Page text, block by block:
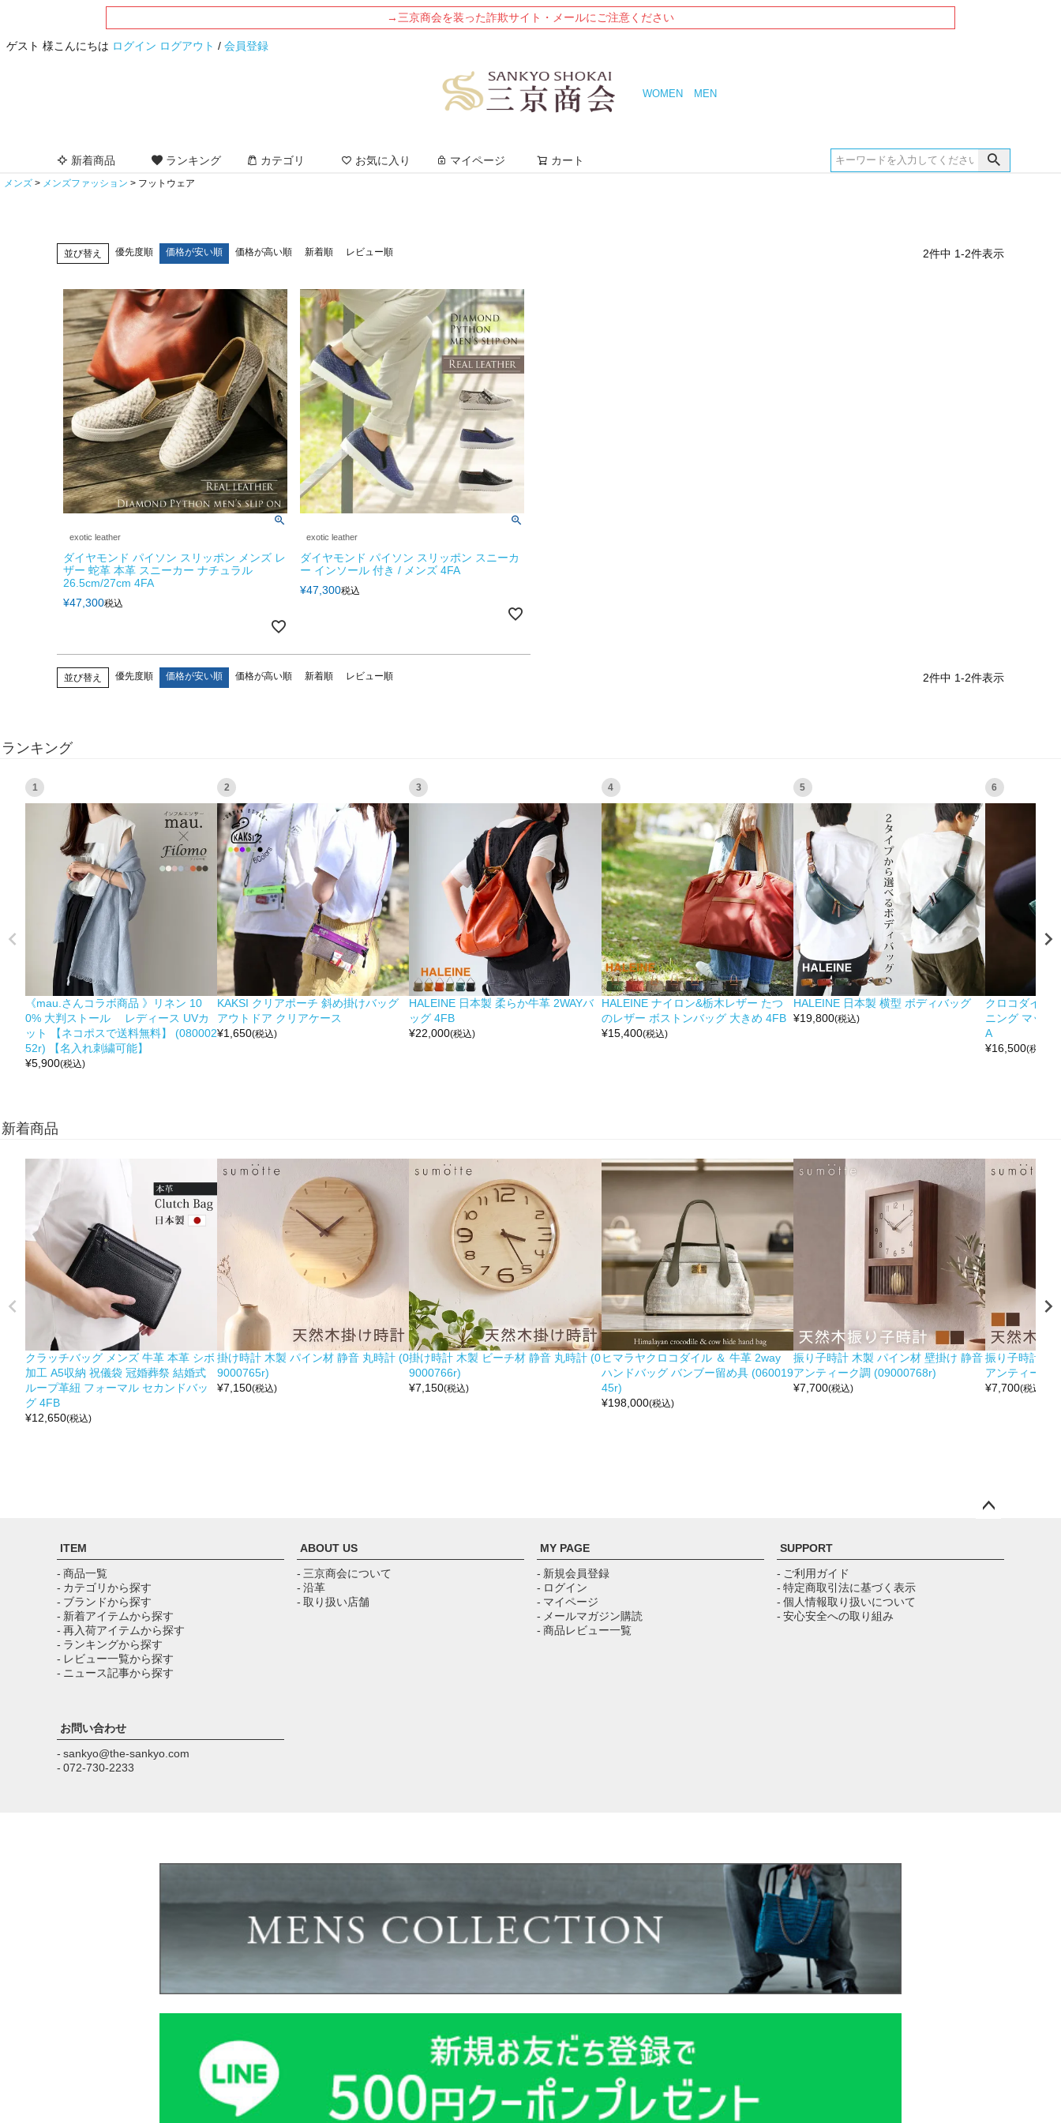
→三京商会を装った詐欺サイト・メールにご注意ください
ゲスト 様こんにちは ログイン ログアウト / 会員登録
WOMEN MEN
新着商品 ランキング カテゴリ お気に入り マイページ カート
メンズ メンズファッション フットウェア
並び替え 優先度順 価格が安い順 価格が高い順 新着順 レビュー順 2件中 1-2件表示
exotic leather
ダイヤモンド パイソン スリッポン メンズ レ
ザー 蛇革 本革 スニーカー ナチュラル
26.5cm/27cm 4FA
¥47,300税込
exotic leather
ダイヤモンド パイソン スリッポン スニーカ
ー インソール 付き / メンズ 4FA
¥47,300税込
並び替え 優先度順 価格が安い順 価格が高い順 新着順 レビュー順 2件中 1-2件表示
ランキング
1
《mau.さんコラボ商品 》リネン 10
0% 大判ストール レディース UVカ
ット 【ネコポスで送料無料】 (080002
52r) 【名入れ刺繍可能】
¥5,900(税込)
2
KAKSI クリアポーチ 斜め掛けバッグ
アウトドア クリアケース
¥1,650(税込)
3
HALEINE 日本製 柔らか牛革 2WAYバ
ッグ 4FB
¥22,000(税込)
4
HALEINE ナイロン&栃木レザー たつ
のレザー ボストンバッグ 大きめ 4FB
¥15,400(税込)
5
HALEINE 日本製 横型 ボディバッグ
¥19,800(税込)
6
クロコダイル
ニング マット
A
¥16,500(税込)
新着商品
クラッチバッグ メンズ 牛革 本革 シボ
加工 A5収納 祝儀袋 冠婚葬祭 結婚式
ループ革紐 フォーマル セカンドバッ
グ 4FB
¥12,650(税込)
掛け時計 木製 パイン材 静音 丸時計 (0
9000765r)
¥7,150(税込)
掛け時計 木製 ビーチ材 静音 丸時計 (0
9000766r)
¥7,150(税込)
ヒマラヤクロコダイル ＆ 牛革 2way
ハンドバッグ バンブー留め具 (060019
45r)
¥198,000(税込)
振り子時計 木製 パイン材 壁掛け 静音
アンティーク調 (09000768r)
¥7,700(税込)
振り子時計 木
アンティーク
¥7,700(税込)
ップ
ITEM
- 商品一覧
- カテゴリから探す
- ブランドから探す
- 新着アイテムから探す
- 再入荷アイテムから探す
- ランキングから探す
- レビュー一覧から探す
- ニュース記事から探す
ABOUT US
- 三京商会について
- 沿革
- 取り扱い店舗
MY PAGE
- 新規会員登録
- ログイン
- マイページ
- メールマガジン購読
- 商品レビュー一覧
SUPPORT
- ご利用ガイド
- 特定商取引法に基づく表示
- 個人情報取り扱いについて
- 安心安全への取り組み
お問い合わせ
- sankyo@the-sankyo.com
- 072-730-2233